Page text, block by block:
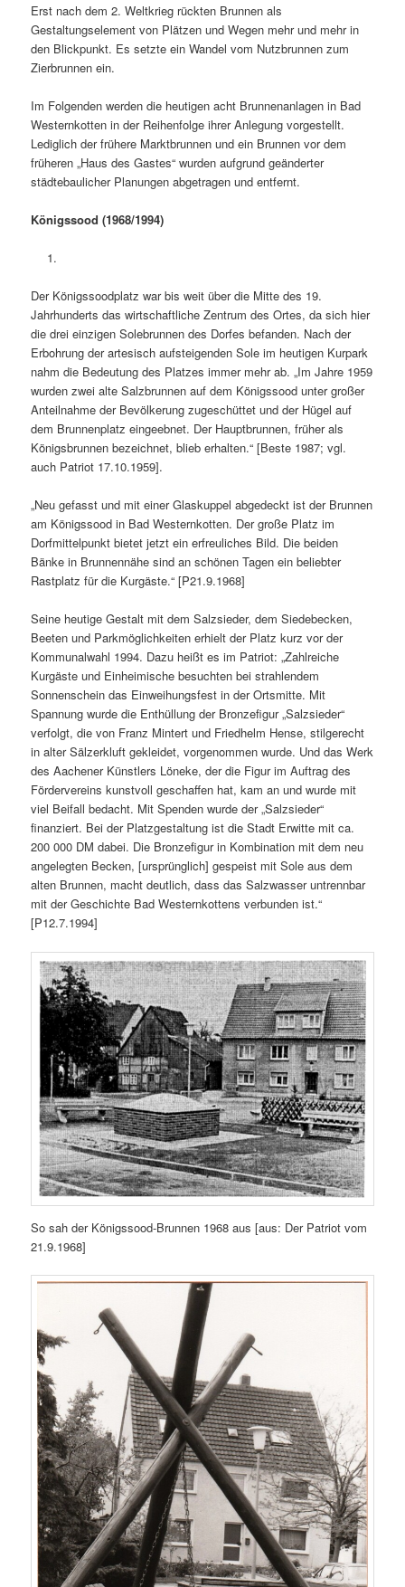
Erst nach dem 2. Weltkrieg rückten Brunnen als
Gestaltungselement von Plätzen und Wegen mehr und mehr in
den Blickpunkt. Es setzte ein Wandel vom Nutzbrunnen zum
Zierbrunnen ein.
Im Folgenden werden die heutigen acht Brunnenanlagen in Bad
Westernkotten in der Reihenfolge ihrer Anlegung vorgestellt.
Lediglich der frühere Marktbrunnen und ein Brunnen vor dem
früheren „Haus des Gastes“ wurden aufgrund geänderter
städtebaulicher Planungen abgetragen und entfernt.
Königssood (1968/1994)
Der Königssoodplatz war bis weit über die Mitte des 19.
Jahrhunderts das wirtschaftliche Zentrum des Ortes, da sich hier
die drei einzigen Solebrunnen des Dorfes befanden. Nach der
Erbohrung der artesisch aufsteigenden Sole im heutigen Kurpark
nahm die Bedeutung des Platzes immer mehr ab. „Im Jahre 1959
wurden zwei alte Salzbrunnen auf dem Königssood unter großer
Anteilnahme der Bevölkerung zugeschüttet und der Hügel auf
dem Brunnenplatz eingeebnet. Der Hauptbrunnen, früher als
Königsbrunnen bezeichnet, blieb erhalten.“ [Beste 1987; vgl.
auch Patriot 17.10.1959].
„Neu gefasst und mit einer Glaskuppel abgedeckt ist der Brunnen
am Königssood in Bad Westernkotten. Der große Platz im
Dorfmittelpunkt bietet jetzt ein erfreuliches Bild. Die beiden
Bänke in Brunnennähe sind an schönen Tagen ein beliebter
Rastplatz für die Kurgäste.“ [P21.9.1968]
Seine heutige Gestalt mit dem Salzsieder, dem Siedebecken,
Beeten und Parkmöglichkeiten erhielt der Platz kurz vor der
Kommunalwahl 1994. Dazu heißt es im Patriot: „Zahlreiche
Kurgäste und Einheimische besuchten bei strahlendem
Sonnenschein das Einweihungsfest in der Ortsmitte. Mit
Spannung wurde die Enthüllung der Bronzefigur „Salzsieder“
verfolgt, die von Franz Mintert und Friedhelm Hense, stilgerecht
in alter Sälzerkluft gekleidet, vorgenommen wurde. Und das Werk
des Aachener Künstlers Löneke, der die Figur im Auftrag des
Fördervereins kunstvoll geschaffen hat, kam an und wurde mit
viel Beifall bedacht. Mit Spenden wurde der „Salzsieder“
finanziert. Bei der Platzgestaltung ist die Stadt Erwitte mit ca.
200 000 DM dabei. Die Bronzefigur in Kombination mit dem neu
angelegten Becken, [ursprünglich] gespeist mit Sole aus dem
alten Brunnen, macht deutlich, dass das Salzwasser untrennbar
mit der Geschichte Bad Westernkottens verbunden ist.“
[P12.7.1994]
So sah der Königssood-Brunnen 1968 aus [aus: Der Patriot vom
21.9.1968]